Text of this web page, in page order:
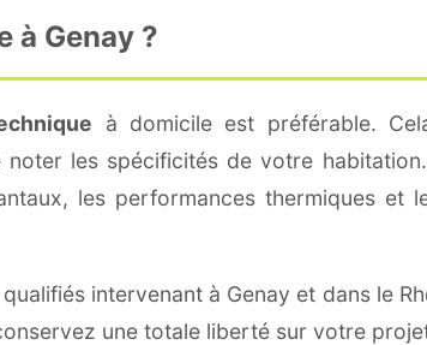
à Genay ?
à domicile est préférable.
les spécificités de votre
les performances thermiques et
intervenant à Genay et dans le
une totale liberté sur votre